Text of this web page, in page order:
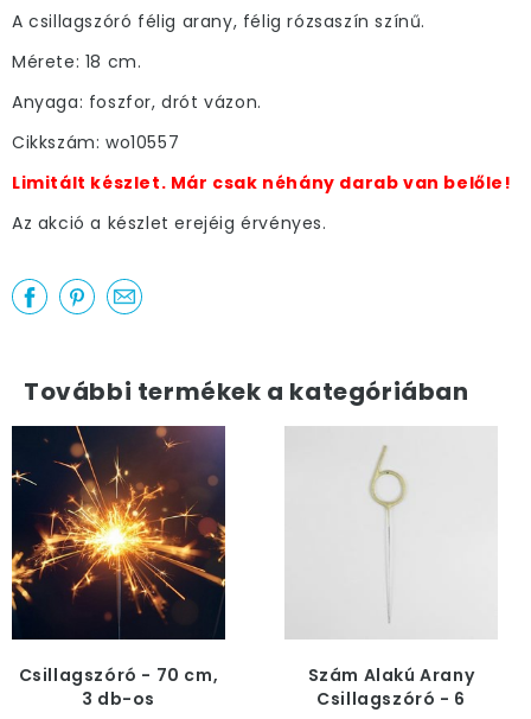
A csillagszóró félig arany, félig rózsaszín színű.
Mérete: 18 cm.
Anyaga: foszfor, drót vázon.
Cikkszám: wo10557
Limitált készlet. Már csak néhány darab van belőle!
Az akció a készlet erejéig érvényes.
További termékek a kategóriában
Csillagszóró - 70 cm,
3 db-os
Szám Alakú Arany
Csillagszóró - 6